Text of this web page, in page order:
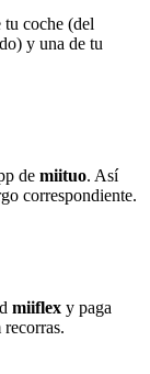
tu coche (del
y una de tu
de miituo. Así
correspondiente.
miiflex y paga